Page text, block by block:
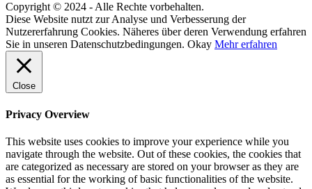
Copyright © 2024 - Alle Rechte vorbehalten.
Diese Website nutzt zur Analyse und Verbesserung der
Nutzererfahrung Cookies. Näheres über deren Verwendung erfahren
Sie in unseren Datenschutzbedingungen. Okay Mehr erfahren
Close
Privacy Overview
This website uses cookies to improve your experience while you
navigate through the website. Out of these cookies, the cookies that
are categorized as necessary are stored on your browser as they are
as essential for the working of basic functionalities of the website.